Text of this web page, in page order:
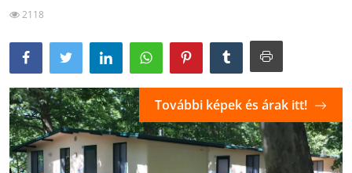
2118
További képek és árak itt!